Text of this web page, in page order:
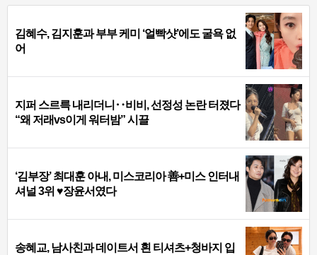
김혜수, 김지훈과 부부 케미 ‘얼빡샷’에도 굴욕 없
어
지퍼 스르륵 내리더니‥비비, 선정성 논란 터졌다
“왜 저래vs이게 워터밤” 시끌
‘김부장’ 최대훈 아내, 미스코리아 善+미스 인터내
셔널 3위 ♥장윤서였다
송혜교, 남사친과 데이트서 흰 티셔츠+청바지 입